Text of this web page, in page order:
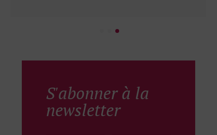
S'abonner à la
newsletter